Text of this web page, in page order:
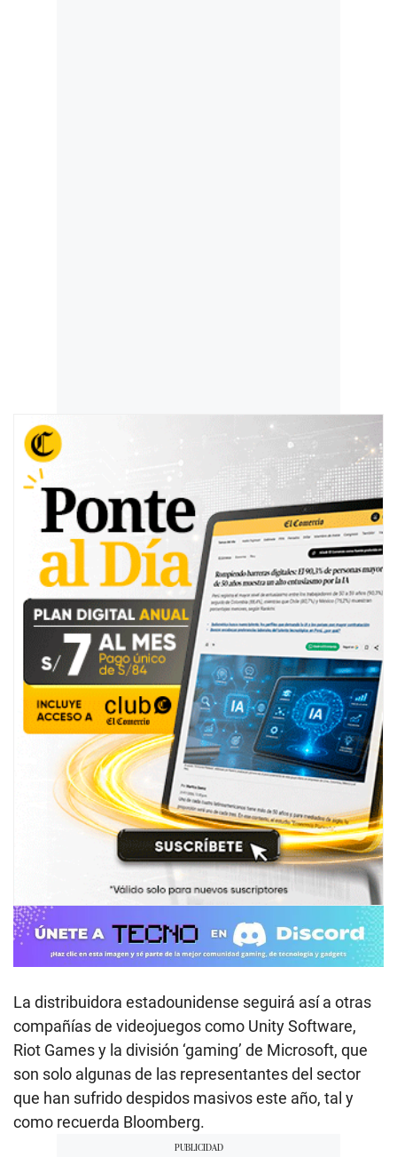
La distribuidora estadounidense seguirá así a otras
compañías de videojuegos como Unity Software,
Riot Games y la división ‘gaming’ de Microsoft, que
son solo algunas de las representantes del sector
que han sufrido despidos masivos este año, tal y
como recuerda Bloomberg.